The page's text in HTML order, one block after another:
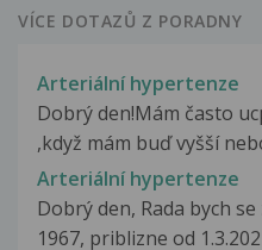
VÍCE DOTAZŮ Z PORADNY
Arteriální hypertenze
Dobrý den!Mám často
,když mám buď vyšší
Arteriální hypertenze
Dobrý den, Rada bych
1967, priblizne od